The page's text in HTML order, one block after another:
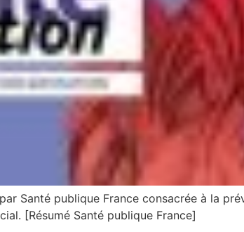
Santé publique France consacrée à la
[Résumé Santé publique France]